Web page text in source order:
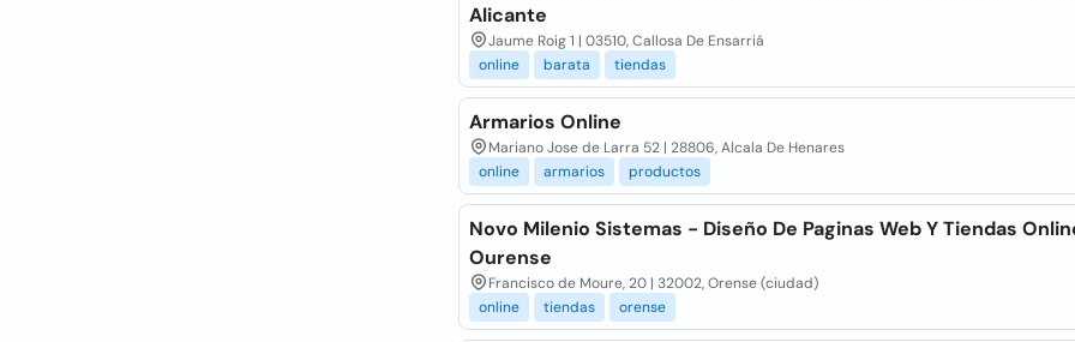
Alicante
Jaume Roig 1 | 03510, Callosa De Ensarriá
online
barata tiendas
Armarios Online
Mariano Jose de Larra 52 | 28806, Alcala De Henares
online
armarios productos
Novo Milenio Sistemas - Diseño De Paginas Web Y Tiendas
Ourense
Francisco de Moure, 20 | 32002, Orense (ciudad)
online
tiendas orense